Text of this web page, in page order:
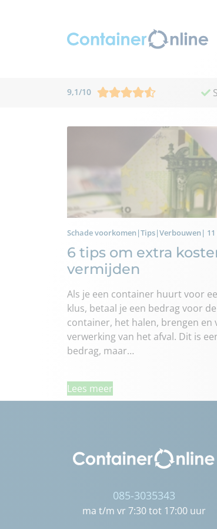
9,1/10
Schade voorkomen|Tips|Verbouwen| 11
6 tips om extra
vermijden
Als je een container huurt voor
klus, betaal je een bedrag voor
container, het halen, brengen en
verwerking van het afval. Dit is
bedrag, maar…
Lees meer
085-3035343
ma t/m vr 7:30 tot 17:00 uur